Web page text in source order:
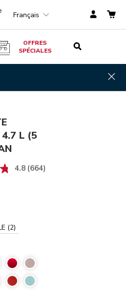
Français
OFFRES
SPÉCIALES
4.7 L (5
4.8 (664)
(2)